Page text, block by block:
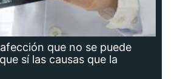
que no se puede
sí las causas que la